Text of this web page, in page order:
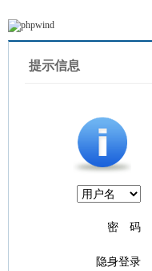
提示信息
密 码
隐身登录